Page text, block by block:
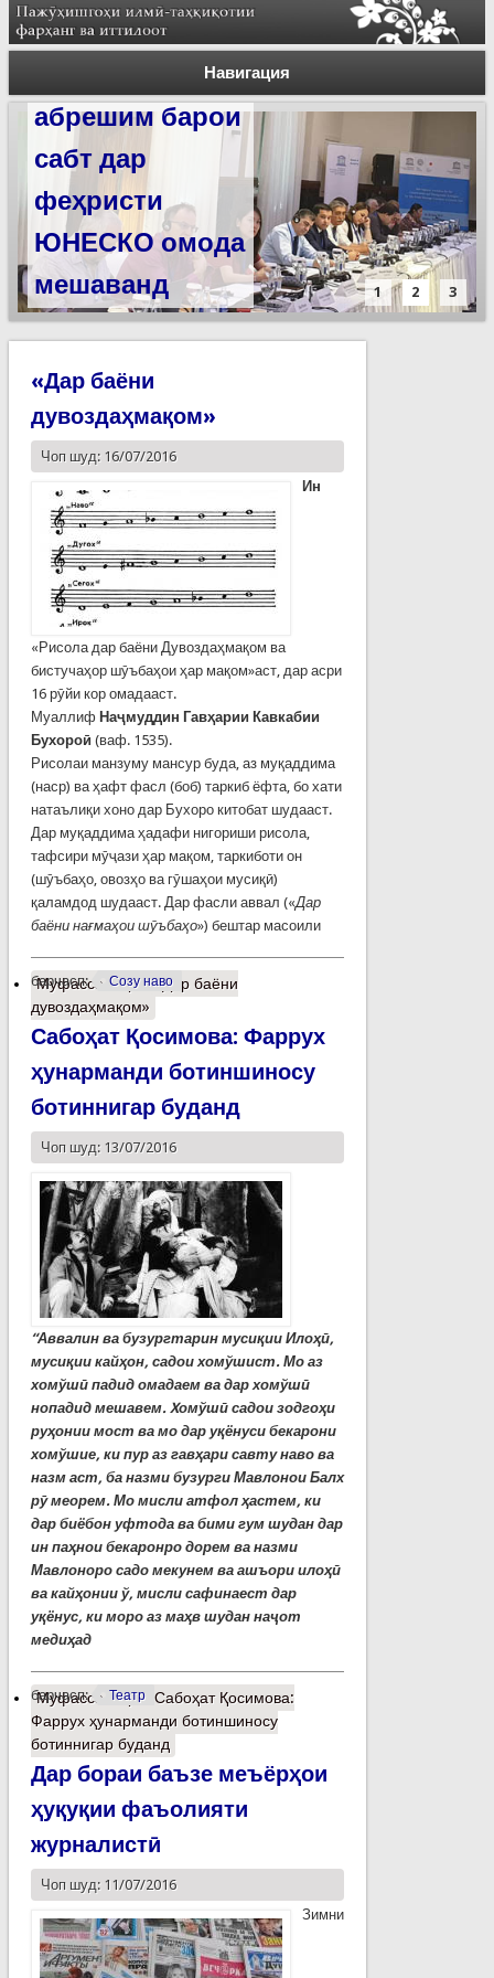
Навигация
Силсилаи
ёдгориҳои роҳи
абрешим барои
сабт дар
феҳристи
ЮНЕСКО омода
мешаванд
1 2 3
«Дар баёни
дувоздаҳмақом»
Чоп шуд: 16/07/2016
Ин
«Рисола дар баёни Дувоздаҳмақом ва
бистучаҳор шӯъбаҳои ҳар мақом»аст, дар асри
16 рӯйи кор омадааст.
Муаллиф Наҷмуддин Гавҳарии Кавкабии
Бухороӣ (ваф. 1535).
Рисолаи манзуму мансур буда, аз муқаддима
(наср) ва ҳафт фасл (боб) таркиб ёфта, бо хати
натаълиқи хоно дар Бухоро китобат шудааст.
Дар муқаддима ҳадафи нигориши рисола,
тафсири мӯҷази ҳар мақом, таркиботи он
(шӯъбаҳо, овозҳо ва гӯшаҳои мусиқӣ)
қаламдод шудааст. Дар фасли аввал («Дар
баёни нағмаҳои шӯъбаҳо») бештар масоили
барчасп: Созу наво
Муфассалтаро «Дар баёни
дувоздаҳмақом»
Сабоҳат Қосимова: Фаррух
ҳунарманди ботиншиносу
ботиннигар буданд
Чоп шуд: 13/07/2016
“Аввалин ва бузургтарин мусиқии Илоҳӣ,
мусиқии кайҳон, садои хомўшист. Мо аз
хомўшӣ падид омадаем ва дар хомўшӣ
нопадид мешавем. Xомўшӣ садои зодгоҳи
руҳонии мост ва мо дар уқёнуси бекарони
хомўшие, ки пур аз гавҳари савту наво ва
назм аст, ба назми бузурги Мавлонои Балх
рӯ меорем. Мо мисли атфол ҳастем, ки
дар биёбон уфтода ва бими гум шудан дар
ин паҳнои бекаронро дорем ва назми
Мавлоноро садо мекунем ва ашъори илоҳӣ
ва кайҳонии ў, мисли сафинаест дар
уқёнус, ки моро аз маҳв шудан наҷот
медиҳад
барчасп: Театр
Муфассалтаро Сабоҳат Қосимова:
Фаррух ҳунарманди ботиншиносу
ботиннигар буданд
Дар бораи баъзе меъёрҳои
ҳуқуқии фаъолияти
журналистӣ
Чоп шуд: 11/07/2016
Зимни